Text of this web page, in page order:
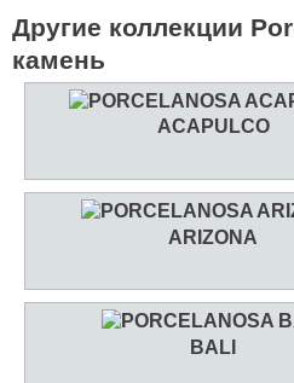
Другие коллекции
камень
ACAPULCO
ARIZONA
BALI